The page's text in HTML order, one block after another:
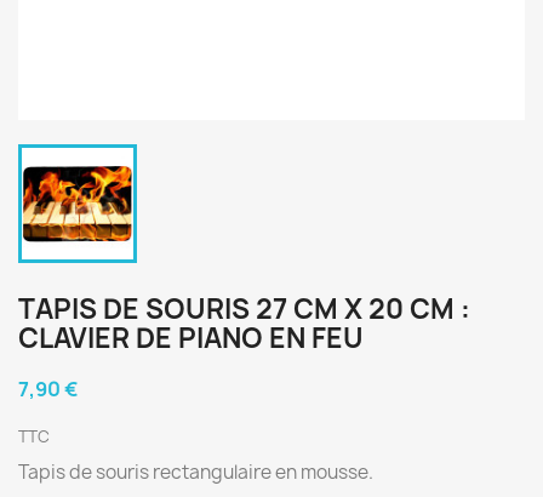
TAPIS DE SOURIS 27 CM X 20 CM :
CLAVIER DE PIANO EN FEU
7,90 €
TTC
Tapis de souris rectangulaire en mousse.